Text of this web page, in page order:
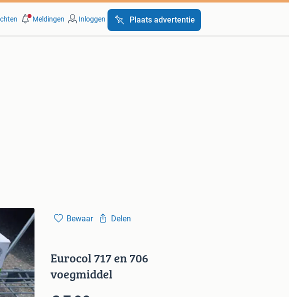
Meldingen Inloggen Plaats advertentie
Bewaar Delen
Eurocol 717 en 706
voegmiddel